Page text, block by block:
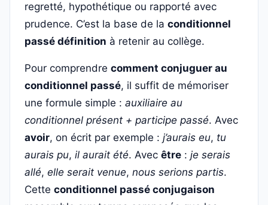
regretté, hypothétique ou rapporté avec
prudence. C’est la base de la conditionnel
passé définition à retenir au collège.
Pour comprendre comment conjuguer au
conditionnel passé, il suffit de mémoriser
une formule simple : auxiliaire au
conditionnel présent + participe passé. Avec
avoir, on écrit par exemple : j’aurais eu, tu
aurais pu, il aurait été. Avec être : je serais
allé, elle serait venue, nous serions partis.
Cette conditionnel passé conjugaison